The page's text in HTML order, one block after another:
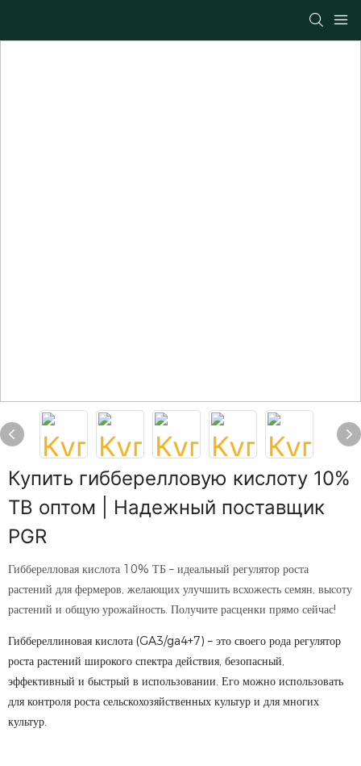
Купить гибберелловую кислоту 10%
TB оптом | Надежный поставщик
PGR
Гибберелловая кислота 10% ТБ – идеальный регулятор роста
растений для фермеров, желающих улучшить всхожесть семян, высоту
растений и общую урожайность. Получите расценки прямо сейчас!
Гиббереллиновая кислота (GA3/ga4+7) – это своего рода регулятор
роста растений широкого спектра действия, безопасный,
эффективный и быстрый в использовании. Его можно использовать
для контроля роста сельскохозяйственных культур и для многих
культур.